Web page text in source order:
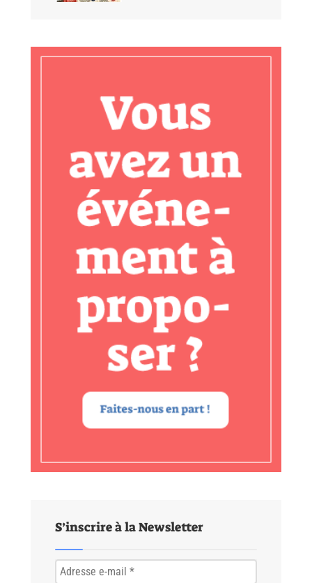
S’inscrire à la Newsletter